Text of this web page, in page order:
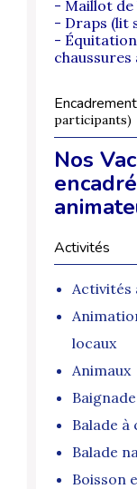
- Maillot de
- Draps (lit
-
chaussures
Encadrement
participants)
Nos
Activités
Activités
locaux
Animaux
Baignade
Balade à
Balade
Boisson